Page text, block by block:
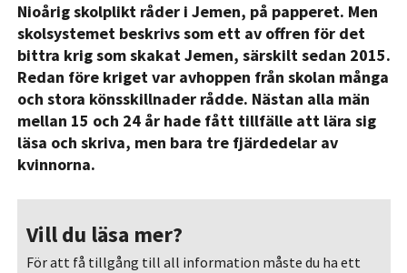
Nioårig skolplikt råder i Jemen, på papperet. Men
skolsystemet beskrivs som ett av offren för det
bittra krig som skakat Jemen, särskilt sedan 2015.
Redan före kriget var avhoppen från skolan många
och stora könsskillnader rådde. Nästan alla män
mellan 15 och 24 år hade fått tillfälle att lära sig
läsa och skriva, men bara tre fjärdedelar av
kvinnorna.
Vill du läsa mer?
För att få tillgång till all information måste du ha ett